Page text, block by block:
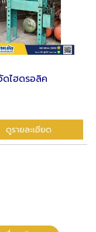
ไฮดรอลิค
ดูรายละเอียด